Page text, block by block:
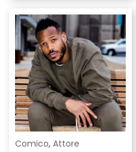
Comico, Attore